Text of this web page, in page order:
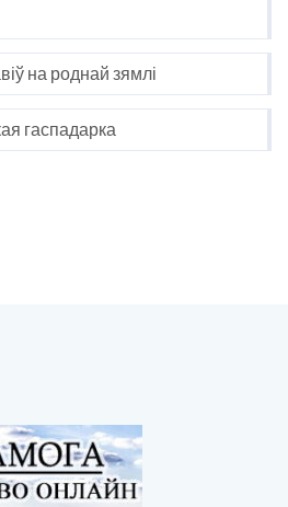
на роднай зямлі
гаспадарка